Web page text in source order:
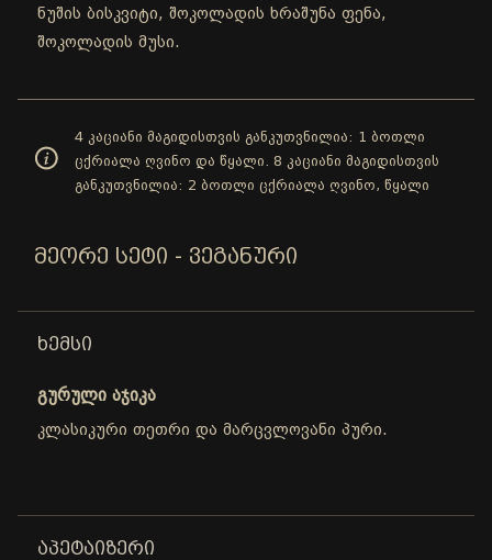
ნუშის ბისკვიტი, შოკოლადის ხრაშუნა ფენა,
შოკოლადის მუსი.
4 კაციანი მაგიდისთვის განკუთვნილია: 1 ბოთლი
ცქრიალა ღვინო და წყალი. 8 კაციანი მაგიდისთვის
განკუთვნილია: 2 ბოთლი ცქრიალა ღვინო, წყალი
ᲛᲔᲝᲠᲔ ᲡᲔᲢᲘ - ᲕᲔᲒᲐᲜᲣᲠᲘ
ᲮᲔᲛᲡᲘ
გურული აჯიკა
კლასიკური თეთრი და მარცვლოვანი პური.
ᲐᲞᲔᲢᲐᲘᲖᲔᲠᲘ